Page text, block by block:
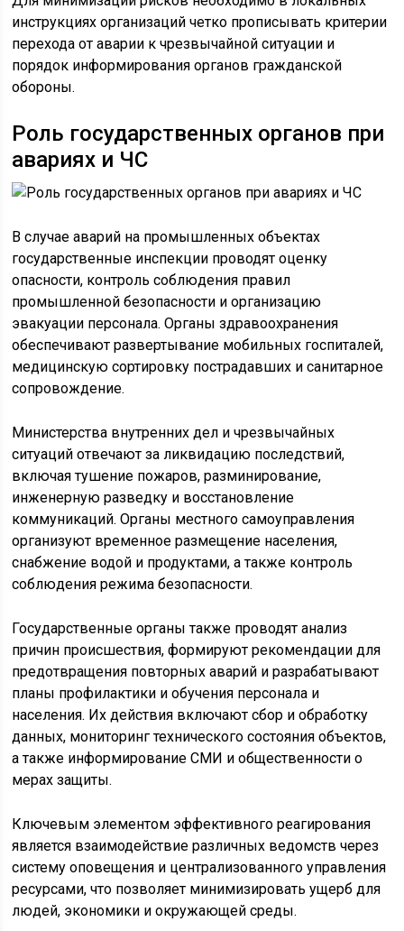
инструкциях организаций четко прописывать критерии
перехода от аварии к чрезвычайной ситуации и
порядок информирования органов гражданской
обороны.
Роль государственных органов при
авариях и ЧС
В случае аварий на промышленных объектах
государственные инспекции проводят оценку
опасности, контроль соблюдения правил
промышленной безопасности и организацию
эвакуации персонала. Органы здравоохранения
обеспечивают развертывание мобильных госпиталей,
медицинскую сортировку пострадавших и санитарное
сопровождение.
Министерства внутренних дел и чрезвычайных
ситуаций отвечают за ликвидацию последствий,
включая тушение пожаров, разминирование,
инженерную разведку и восстановление
коммуникаций. Органы местного самоуправления
организуют временное размещение населения,
снабжение водой и продуктами, а также контроль
соблюдения режима безопасности.
Государственные органы также проводят анализ
причин происшествия, формируют рекомендации для
предотвращения повторных аварий и разрабатывают
планы профилактики и обучения персонала и
населения. Их действия включают сбор и обработку
данных, мониторинг технического состояния объектов,
а также информирование СМИ и общественности о
мерах защиты.
Ключевым элементом эффективного реагирования
является взаимодействие различных ведомств через
систему оповещения и централизованного управления
ресурсами, что позволяет минимизировать ущерб для
людей, экономики и окружающей среды.